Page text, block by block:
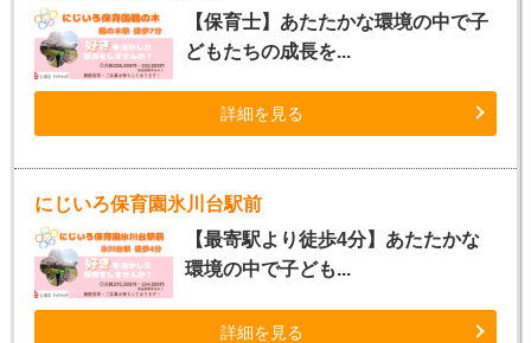
【保育士】あたたかな環境の中で子
どもたちの成長を...
詳細を見る
にじいろ保育園氷川台駅前
【最寄駅より徒歩4分】あたたかな
環境の中で子ども...
詳細を見る